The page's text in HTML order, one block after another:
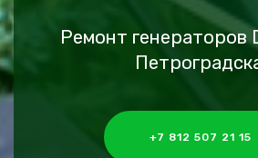
Ремонт генераторов
+7 812 507 21 15